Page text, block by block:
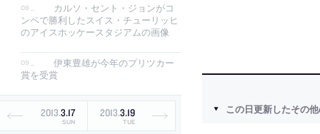
カルソ・セント・ジョンがコ
ンペで勝利したスイス・チューリッヒ
のアイスホッケースタジアムの画像
伊東豊雄が今年のプリツカー
賞を受賞
2013.3.17
SUN
2013.3.19
TUE
この日更新したその